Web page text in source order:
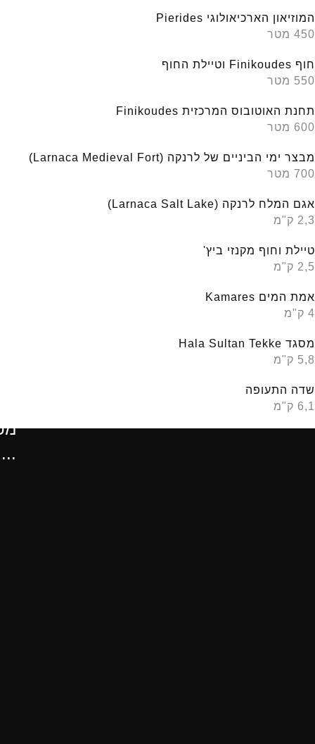
המוזיאון הארכיאולוגי Pierides
450 מטר
חוף Finikoudes וטיילת החוף
550 מטר
תחנת האוטובוס המרכזית Finikoudes
600 מטר
מבצר ימי הביניים של לרנקה (Larnaca Medieval Fort)
700 מטר
אגם המלח לרנקה (Larnaca Salt Lake)
2,3 ק"מ
טיילת וחוף מקנזי ביץ'
2,5 ק"מ
אמת המים Kamares
4 ק"מ
מסגד Hala Sultan Tekke
5,8 ק"מ
שדה התעופה
6,1 ק"מ